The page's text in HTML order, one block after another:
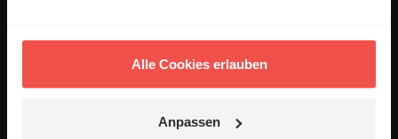
Alle Cookies erlauben
Anpassen